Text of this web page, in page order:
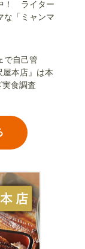
！ ライター
な「ミャンマ
で自己管
本店』は本
食調査